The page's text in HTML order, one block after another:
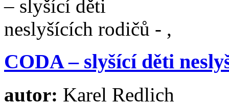
CODA – slyšící děti
autor: Karel Redlich